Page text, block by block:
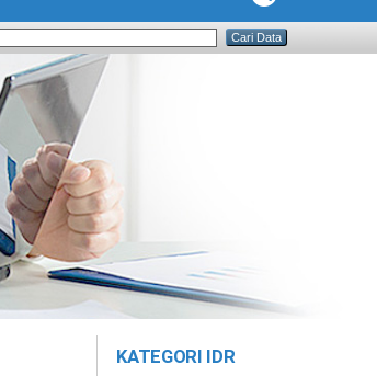
KATEGORI IDR